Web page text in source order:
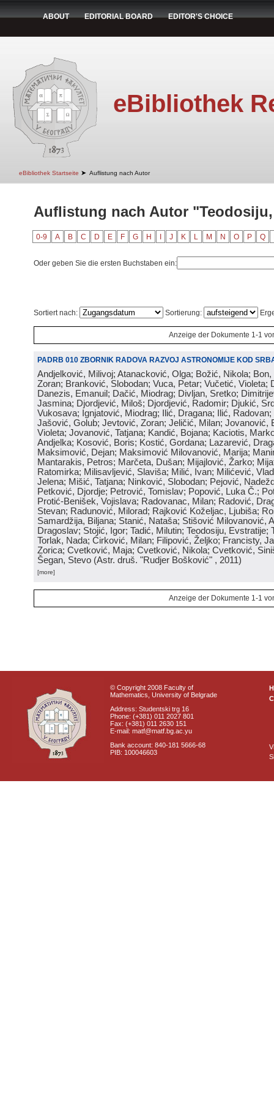
ABOUT EDITORIAL BOARD EDITOR'S CHOICE
eBibliothek
eBibliothek Startseite ➤ Auflistung nach Autor
Auflistung nach Autor
0-9 A B C D E F G H J K L M N O P Q
Oder geben Sie die ersten Buchstaben ein:
Sortiert nach: Sortierung:
Anzeige der Dokumente 1-1
PADRB 010 ZBORNIK RADOVA RAZVOJ ASTRONOMIJE KOD
Andjelković, Milivoj; Atanacković, Olga; Božić, Nikola;
Zoran; Branković, Slobodan; Vuca, Petar; Vučetić, Violeta;
Danezis, Emanuil; Dačić, Miodrag; Divljan, Sretko;
Jasmina; Djordjević, Miloš; Djordjević, Radomir; Djukić,
Vukosava; Ignjatović, Miodrag; Ilić, Dragana; Ilić,
Jašović, Golub; Jevtović, Zoran; Jeličić, Milan; Jovanović,
Violeta; Jovanović, Tatjana; Kandić, Bojana; Kaciotis,
Andjelka; Kosović, Boris; Kostić, Gordana; Lazarević,
Maksimović, Dejan; Maksimović Milovanović, Marija;
Mantarakis, Petros; Marčeta, Dušan; Mijajlović, Žarko;
Ratomirka; Milisavljević, Slaviša; Milić, Ivan; Milićević,
Jelena; Mišić, Tatjana; Ninković, Slobodan; Pejović,
Petković, Djordje; Petrović, Tomislav; Popović, Luka Č.;
Protić-Benišek, Vojislava; Radovanac, Milan; Radović,
Stevan; Radunović, Milorad; Rajković Koželjac, Ljubiša;
Samardžija, Biljana; Stanić, Nataša; Stišović Milovanović,
Dragoslav; Stojić, Igor; Tadić, Milutin; Teodosiju, Evstratije;
Torlak, Nada; Ćirković, Milan; Filipović, Željko; Francisty,
Zorica; Cvetković, Maja; Cvetković, Nikola; Cvetković,
Šegan, Stevo (Astr. druš. "Rudjer Bošković" , 2011)
[more]
Anzeige der Dokumente 1-1
© Copyright 2008 Faculty of
Mathematics, University of Belgrade
Address: Studentski trg 16
Phone: (+381) 011 2027 801
Fax: (+381) 011 2630 151
E-mail: matf@matf.bg.ac.yu
Bank account: 840-181 5666-68
PIB: 100046603